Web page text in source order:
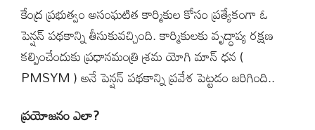
కేంద్ర ప్రభుత్వం అసంఘటిత కార్మికుల కోసం ప్రత్యేకంగా ఓ
పెన్షన్ పథకాన్ని తీసుకువచ్చింది. కార్మికులకు వృద్ధాప్య రక్షణ
కల్పించేందుకు ప్రధానమంత్రి శ్రమ యోగి మాన్ ధన (
PMSYM ) అనే పెన్షన్ పథకాన్ని ప్రవేశ పెట్టడం జరిగింది..
ప్రయోజనం ఎలా?